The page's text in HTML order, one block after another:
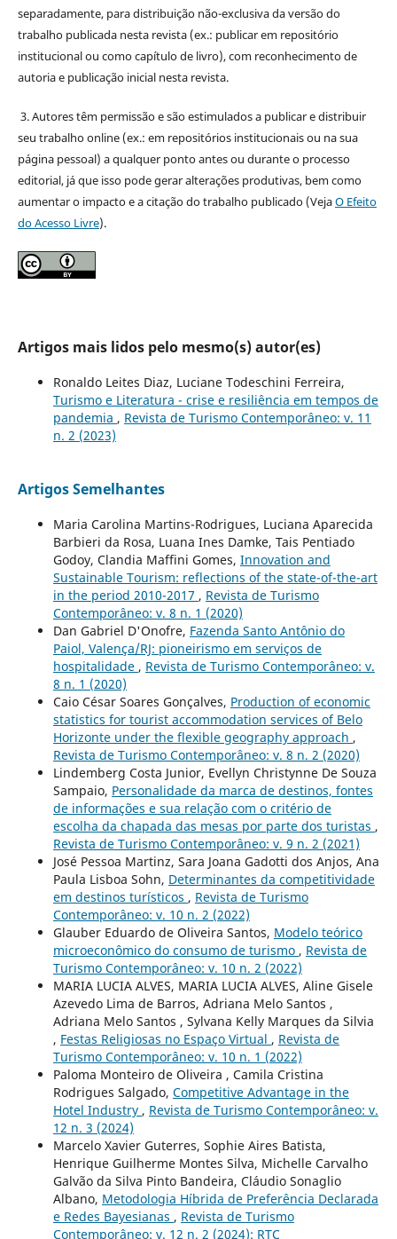
separadamente, para distribuição não-exclusiva da versão do
trabalho publicada nesta revista (ex.: publicar em repositório
institucional ou como capítulo de livro), com reconhecimento de
autoria e publicação inicial nesta revista.
3. Autores têm permissão e são estimulados a publicar e distribuir
seu trabalho online (ex.: em repositórios institucionais ou na sua
página pessoal) a qualquer ponto antes ou durante o processo
editorial, já que isso pode gerar alterações produtivas, bem como
aumentar o impacto e a citação do trabalho publicado (VejaO Efeito
do Acesso Livre).
Artigos mais lidos pelo mesmo(s) autor(es)
Ronaldo Leites Diaz, Luciane Todeschini Ferreira,
Turismo e Literatura - crise e resiliência em tempos de
pandemia , Revista de Turismo Contemporâneo: v. 11
n. 2 (2023)
Artigos Semelhantes
Maria Carolina Martins-Rodrigues, Luciana Aparecida
Barbieri da Rosa, Luana Ines Damke, Tais Pentiado
Godoy, Clandia Maffini Gomes, Innovation and
Sustainable Tourism: reflections of the state-of-the-art
in the period 2010-2017 , Revista de Turismo
Contemporâneo: v. 8 n. 1 (2020)
Dan Gabriel D'Onofre, Fazenda Santo Antônio do
Paiol, Valença/RJ: pioneirismo em serviços de
hospitalidade , Revista de Turismo Contemporâneo: v.
8 n. 1 (2020)
Caio César Soares Gonçalves, Production of economic
statistics for tourist accommodation services of Belo
Horizonte under the flexible geography approach ,
Revista de Turismo Contemporâneo: v. 8 n. 2 (2020)
Lindemberg Costa Junior, Evellyn Christynne De Souza
Sampaio, Personalidade da marca de destinos, fontes
de informações e sua relação com o critério de
escolha da chapada das mesas por parte dos turistas ,
Revista de Turismo Contemporâneo: v. 9 n. 2 (2021)
José Pessoa Martinz, Sara Joana Gadotti dos Anjos, Ana
Paula Lisboa Sohn, Determinantes da competitividade
em destinos turísticos , Revista de Turismo
Contemporâneo: v. 10 n. 2 (2022)
Glauber Eduardo de Oliveira Santos, Modelo teórico
microeconômico do consumo de turismo , Revista de
Turismo Contemporâneo: v. 10 n. 2 (2022)
MARIA LUCIA ALVES, MARIA LUCIA ALVES, Aline Gisele
Azevedo Lima de Barros, Adriana Melo Santos ,
Adriana Melo Santos , Sylvana Kelly Marques da Silvia
, Festas Religiosas no Espaço Virtual , Revista de
Turismo Contemporâneo: v. 10 n. 1 (2022)
Paloma Monteiro de Oliveira , Camila Cristina
Rodrigues Salgado, Competitive Advantage in the
Hotel Industry , Revista de Turismo Contemporâneo: v.
12 n. 3 (2024)
Marcelo Xavier Guterres, Sophie Aires Batista,
Henrique Guilherme Montes Silva, Michelle Carvalho
Galvão da Silva Pinto Bandeira, Cláudio Sonaglio
Albano, Metodologia Híbrida de Preferência Declarada
e Redes Bayesianas , Revista de Turismo
Contemporâneo: v. 12 n. 2 (2024): RTC